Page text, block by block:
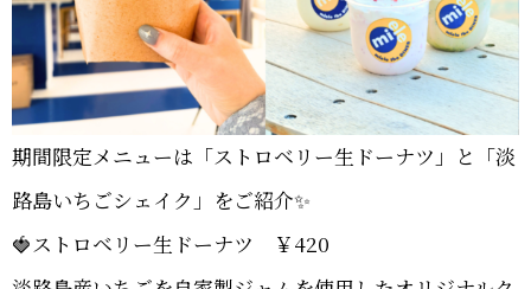
期間限定メニューは「ストロベリー生ドーナツ」と「淡
路島いちごシェイク」をご紹介✨
🍓ストロベリー生ドーナツ ￥420